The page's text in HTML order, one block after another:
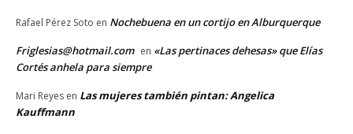
Rafael Pérez Soto en Nochebuena en un cortijo en Alburquerque
Friglesias@hotmail.com en «Las pertinaces dehesas» que Elías
Cortés anhela para siempre
Mari Reyes en Las mujeres también pintan: Angelica
Kauffmann